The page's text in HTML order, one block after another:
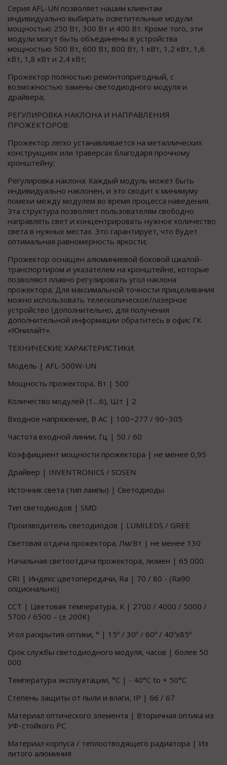
Серия AFL-UN позволяет нашим клиентам
индивидуально выбирать осветительные модули
мощностью 250 Вт, 300 Вт и 400 Вт. Кроме того, эти
модули могут быть объединены в устройства
мощностью 500 Вт, 600 Вт, 800 Вт, 1 кВт, 1,2 кВт, 1,6
кВт, 1,8 кВт и 2,4 кВт;
Прожектор полностью ремонтопригодный, с
возможностью замены светодиодного модуля и
драйвера;
РЕГУЛИРОВКА НАКЛОНА И НАПРАВЛЕНИЯ
ПРОЖЕКТОРОВ:
Прожектор легко устанавливается на металлических
конструкциях или траверсах благодаря прочному
кронштейну;
Регулировка наклона: Каждый модуль может быть
индивидуально наклонен, и это сводит к минимуму
помехи между модулем во время процесса наведения.
Эта структура позволяет пользователям свободно
направлять свет и концентрировать нужное количество
света в нужных местах. Это гарантирует, что будет
оптимальная равномерность яркости;
Прожектор оснащен алюминиевой боковой шкалой-
транспортиром и указателем на кронштейне, которые
позволяют плавно регулировать угол наклона
прожектора; Для максимальной точности прицеливания
можно использовать телескопическое/лазерное
устройство (дополнительно, для получения
дополнительной информации обратитесь в офис ГК
«Юнилайт».
ТЕХНИЧЕСКИЕ ХАРАКТЕРИСТИКИ:
Модель | AFL-500W-UN
Мощность прожектора, Вт | 500
Количество модулей (1....6), Шт | 2
Входное напряжение, В АС | 100~277 / 90~305
Частота входной линии, Гц | 50 / 60
Коэффициент мощности прожектора | не менее 0,95
Драйвер | INVENTRONICS / SOSEN
Источник света (тип лампы) | Светодиоды
Тип светодиодов | SMD
Производитель светодиодов | LUMILEDS / GREE
Световая отдача прожектора; Лм/Вт | не менее 130
Начальная светоотдача прожектора, люмен | 65 000
CRI | Индекс цветопередачи, Ra | 70 / 80 - (Ra90
опционально)
CCT | Цветовая температура, К | 2700 / 4000 / 5000 /
5700 / 6500 – (± 200K)
Угол раскрытия оптики, ° | 15º / 30º / 60º / 40ºx85º
Срок службы светодиодного модуля, часов | более 50
000
Температура эксплуатации, °C | - 40°C to + 50°C
Степень защиты от пыли и влаги, IP | 66 / 67
Материал оптического элемента | Вторичная оптика из
УФ-стойкого PC
Материал корпуса / теплоотводящего радиатора | Из
литого алюминия